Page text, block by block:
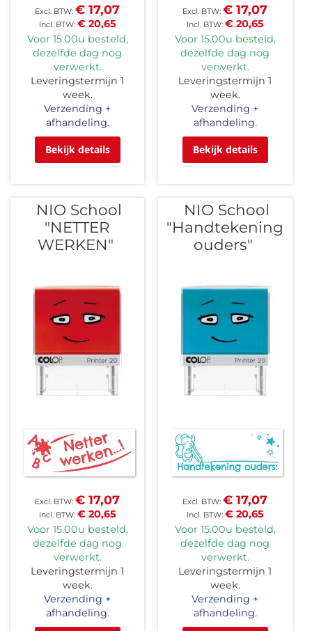
€ 20,65
€ 17,07
Voor 15.00u besteld,
dezelfde dag nog
verwerkt.
Leveringstermijn 1
week.
Verzending +
afhandeling.
Bekijk details
€ 20,65
€ 17,07
Voor 15.00u besteld,
dezelfde dag nog
verwerkt.
Leveringstermijn 1
week.
Verzending +
afhandeling.
Bekijk details
NIO School
"NETTER
WERKEN"
€ 20,65
€ 17,07
Voor 15.00u besteld,
dezelfde dag nog
verwerkt.
Leveringstermijn 1
week.
Verzending +
afhandeling.
NIO School
"Handtekening
ouders"
€ 20,65
€ 17,07
Voor 15.00u besteld,
dezelfde dag nog
verwerkt.
Leveringstermijn 1
week.
Verzending +
afhandeling.